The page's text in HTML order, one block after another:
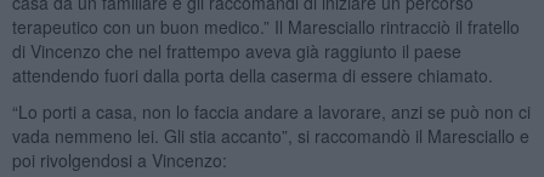
terapeutico con un buon medico.” Il Maresciallo rintracciò il fratello
di Vincenzo che nel frattempo aveva già raggiunto il paese
attendendo fuori dalla porta della caserma di essere chiamato.
“Lo porti a casa, non lo faccia andare a lavorare, anzi se può non ci
vada nemmeno lei. Gli stia accanto”, si raccomandò il Maresciallo e
poi rivolgendosi a Vincenzo: